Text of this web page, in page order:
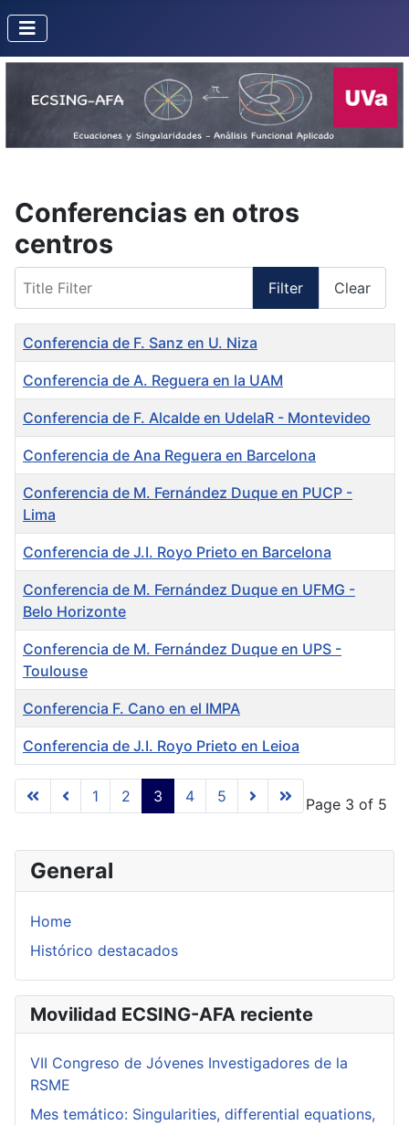
General
Home
Histórico destacados
Movilidad ECSING-AFA reciente
VII Congreso de Jóvenes Investigadores de la
RSME
Mes temático: Singularities, differential equations,
Conferencias en otros
centros
Filter Clear
Articles
Title
Conferencia de F. Sanz en U. Niza
Conferencia de A. Reguera en la UAM
Conferencia de F. Alcalde en UdelaR - Montevideo
Conferencia de Ana Reguera en Barcelona
Conferencia de M. Fernández Duque en PUCP -
Lima
Conferencia de J.I. Royo Prieto en Barcelona
Conferencia de M. Fernández Duque en UFMG -
Belo Horizonte
Conferencia de M. Fernández Duque en UPS -
Toulouse
Conferencia F. Cano en el IMPA
Conferencia de J.I. Royo Prieto en Leioa
Page 3 of 5
1 2 3 4 5